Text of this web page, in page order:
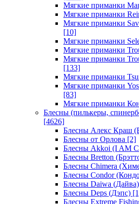
Мягкие приманки
Мягкие приманки
Мягкие приманки
[10]
Мягкие приманки
Мягкие приманки
Мягкие приманки
[133]
Мягкие приманки
Мягкие приманки
[83]
Мягкие приманки
Блесны (пилькеры,
[4626]
Блесны Алекс Краш
Блесны от Орлова [2]
Блесны Akkoi (I AM
Блесны Bretton
Блесны Chimera
Блесны Condor
Блесны Daiwa (Дайва)
Блесны Deps (Дэпс)
Блесны Extreme